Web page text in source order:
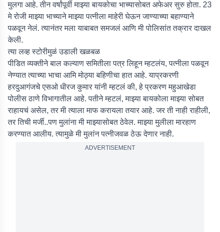
मुलगा आहे. तीन वर्षांपूर्वी माझ्या बायकोचा भाच्यासोबत अफेअर सुरु होता. 23
मे रोजी माझ्या भाच्याने माझ्या पत्नीला माहेरी घेऊन जाण्याच्या बहाण्याने
पळवून नेलं. त्यानंतर मला याबाबत समजलं आणि मी पोलिसांत तक्रार दाखल
केली.
त्या लव्ह स्टोरीमुळं उडाली खळबळ
पीडित व्यक्तीने बाल कल्याण समितीला पत्र लिहून म्हटलंय, पत्नीला पळवून
नेण्यात त्याच्या भाचा आमि मोठ्या बहिणीचा हात आहे. याप्रकरणी
हरदुआगंजचे एसओ धीरज कुमार यांनी म्हटलं की, हे प्रकरण महुआखेडा
पोलीस ठाणे विभागातील आहे. पतीने म्हटलं, माझ्या बायकोला माझ्या सोबत
राहायचं असेल, तर मी त्याला माफ करायला तयार आहे. जर ती नाही राहीली,
तर तिची मर्जी..पण मुलांना मी माझ्यासोबत ठेवेल. माझ्या मुलीला मारहाण
करण्यात आलीय. त्यामुळे मी मुलांन पत्नीजवळ ठेऊ देणार नाही.
ADVERTISEMENT